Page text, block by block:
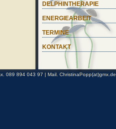
DELPHINTHERAPIE
ENERGIEARBEIT
TERMINE
KONTAKT
089 894 043 97 | Mail. ChristinaPopp(at)gmx.de